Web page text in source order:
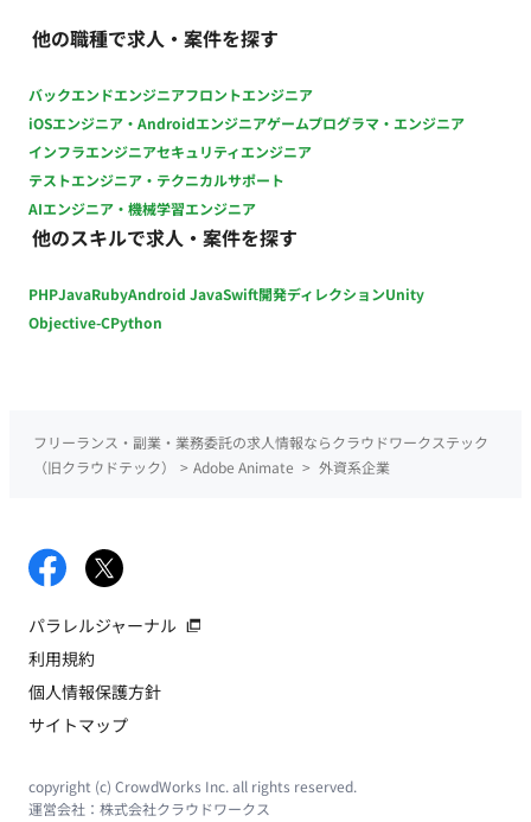
他の職種で求人・案件を探す
バックエンドエンジニアフロントエンジニア
iOSエンジニア・Androidエンジニアゲームプログラマ・エンジニア
インフラエンジニアセキュリティエンジニア
テストエンジニア・テクニカルサポート
AIエンジニア・機械学習エンジニア
他のスキルで求人・案件を探す
PHPJavaRubyAndroid JavaSwift開発ディレクションUnity
Objective-CPython
フリーランス・副業・業務委託の求人情報ならクラウドワークステック
（旧クラウドテック）
> Adobe Animate > 外資系企業
パラレルジャーナル
利用規約
個人情報保護方針
サイトマップ
copyright (c) CrowdWorks Inc. all rights reserved.
運営会社： 株式会社クラウドワークス